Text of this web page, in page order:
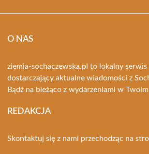
O NAS
ziemia-sochaczewska.pl to lokalny
dostarczający aktualne wiadomości z
Bądź na bieżąco z wydarzeniami w
REDAKCJA
Skontaktuj się z nami przechodząc na